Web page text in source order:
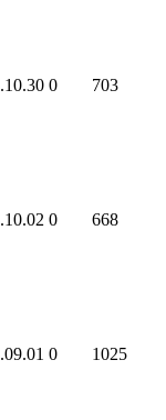
0 703
0 668
0 1025